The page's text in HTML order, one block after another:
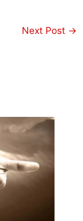
Next Post →